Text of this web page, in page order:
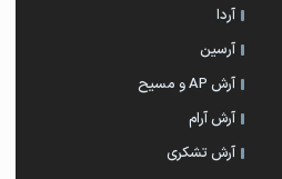
آردا
آرسین
آرش AP و مسیح
آرش آرام
آرش تشکری